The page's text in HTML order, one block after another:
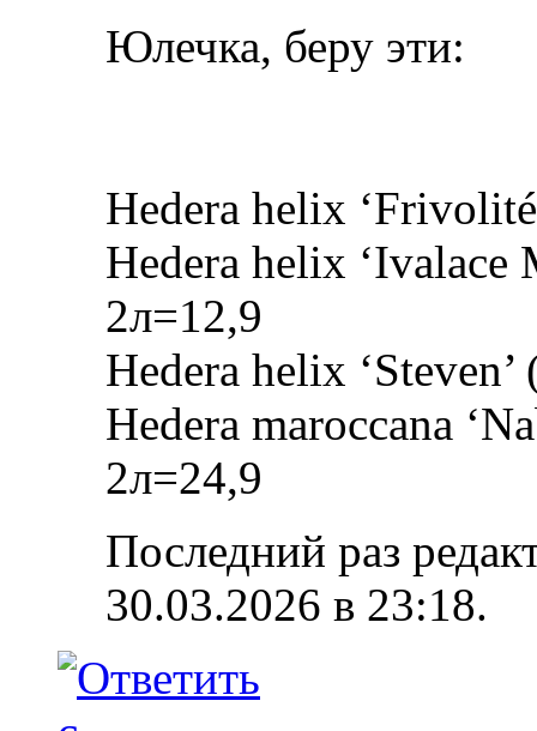
Юлечка, беру эти:
Hedera helix
Hedera helix ‘Ivalace
2л=12,9
Hedera helix
Hedera maroccana
2л=24,9
Последний раз
30.03.2026 в 23:18.